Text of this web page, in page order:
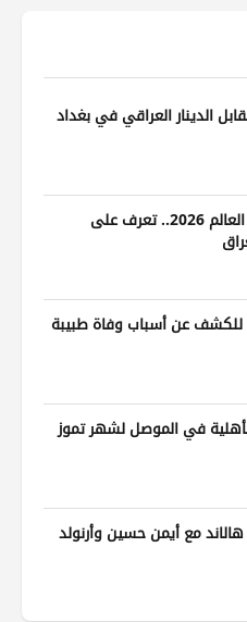
الدينار العراقي في بغداد
من ودية الأربعاء إلى كأس العالم 2026.. تعرف على
عن أسباب وفاة طبيبة
في الموصل لشهر تموز
مع أيمن حسين وأرنولد